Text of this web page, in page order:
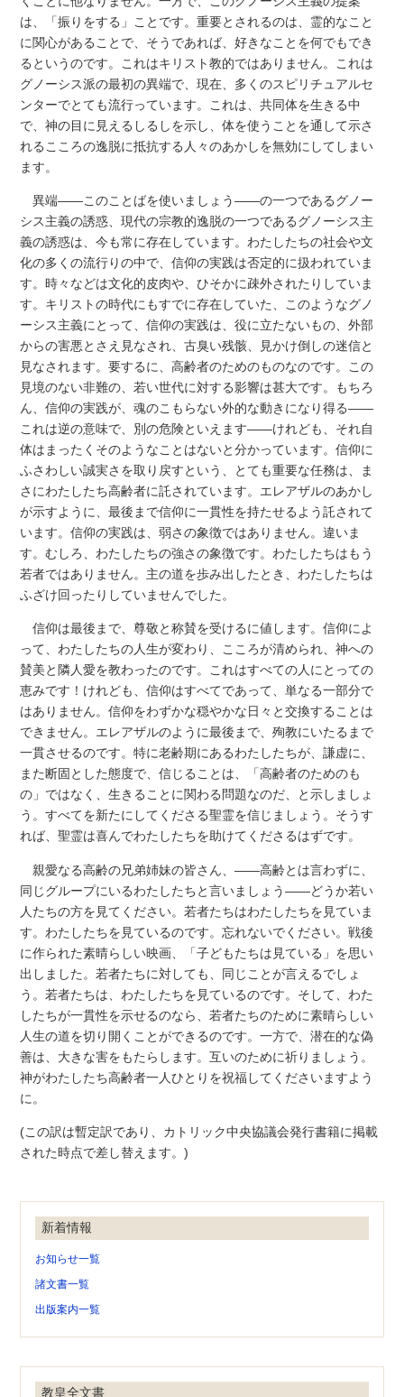
は、「振りをする」ことです。重要とされるのは、霊的なこと
に関心があることで、そうであれば、好きなことを何でもでき
るというのです。これはキリスト教的ではありません。これは
グノーシス派の最初の異端で、現在、多くのスピリチュアルセ
ンターでとても流行っています。これは、共同体を生きる中
で、神の目に見えるしるしを示し、体を使うことを通して示さ
れるこころの逸脱に抵抗する人々のあかしを無効にしてしまい
ます。
異端――このことばを使いましょう――の一つであるグノー
シス主義の誘惑、現代の宗教的逸脱の一つであるグノーシス主
義の誘惑は、今も常に存在しています。わたしたちの社会や文
化の多くの流行りの中で、信仰の実践は否定的に扱われていま
す。時々などは文化的皮肉や、ひそかに疎外されたりしていま
す。キリストの時代にもすでに存在していた、このようなグノ
ーシス主義にとって、信仰の実践は、役に立たないもの、外部
からの害悪とさえ見なされ、古臭い残骸、見かけ倒しの迷信と
見なされます。要するに、高齢者のためのものなのです。この
見境のない非難の、若い世代に対する影響は甚大です。もちろ
ん、信仰の実践が、魂のこもらない外的な動きになり得る――
これは逆の意味で、別の危険といえます――けれども、それ自
体はまったくそのようなことはないと分かっています。信仰に
ふさわしい誠実さを取り戻すという、とても重要な任務は、ま
さにわたしたち高齢者に託されています。エレアザルのあかし
が示すように、最後まで信仰に一貫性を持たせるよう託されて
います。信仰の実践は、弱さの象徴ではありません。違いま
す。むしろ、わたしたちの強さの象徴です。わたしたちはもう
若者ではありません。主の道を歩み出したとき、わたしたちは
ふざけ回ったりしていませんでした。
信仰は最後まで、尊敬と称賛を受けるに値します。信仰によ
って、わたしたちの人生が変わり、こころが清められ、神への
賛美と隣人愛を教わったのです。これはすべての人にとっての
恵みです！けれども、信仰はすべてであって、単なる一部分で
はありません。信仰をわずかな穏やかな日々と交換することは
できません。エレアザルのように最後まで、殉教にいたるまで
一貫させるのです。特に老齢期にあるわたしたちが、謙虚に、
また断固とした態度で、信じることは、「高齢者のためのも
の」ではなく、生きることに関わる問題なのだ、と示しましょ
う。すべてを新たにしてくださる聖霊を信じましょう。そうす
れば、聖霊は喜んでわたしたちを助けてくださるはずです。
親愛なる高齢の兄弟姉妹の皆さん、――高齢とは言わずに、
同じグループにいるわたしたちと言いましょう――どうか若い
人たちの方を見てください。若者たちはわたしたちを見ていま
す。わたしたちを見ているのです。忘れないでください。戦後
に作られた素晴らしい映画、「子どもたちは見ている」を思い
出しました。若者たちに対しても、同じことが言えるでしょ
う。若者たちは、わたしたちを見ているのです。そして、わた
したちが一貫性を示せるのなら、若者たちのために素晴らしい
人生の道を切り開くことができるのです。一方で、潜在的な偽
善は、大きな害をもたらします。互いのために祈りましょう。
神がわたしたち高齢者一人ひとりを祝福してくださいますよう
に。
(この訳は暫定訳であり、カトリック中央協議会発行書籍に掲載
された時点で差し替えます。)
新着情報
お知らせ一覧
諸文書一覧
出版案内一覧
教皇全文書